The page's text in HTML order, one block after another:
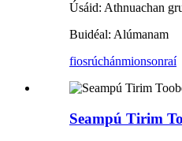
Úsáid: Athnuachan
Buidéal: Alúmanam
fiosrúchánmionsonraí
Seampú Tirim